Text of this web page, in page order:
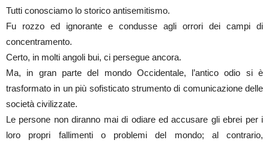
Tutti conosciamo lo storico antisemitismo.
Fu rozzo ed ignorante e condusse agli orrori dei campi di
concentramento.
Certo, in molti angoli bui, ci persegue ancora.
Ma, in gran parte del mondo Occidentale, l’antico odio si è
trasformato in un più sofisticato strumento di comunicazione delle
società civilizzate.
Le persone non diranno mai di odiare ed accusare gli ebrei per i
loro propri fallimenti o problemi del mondo; al contrario,